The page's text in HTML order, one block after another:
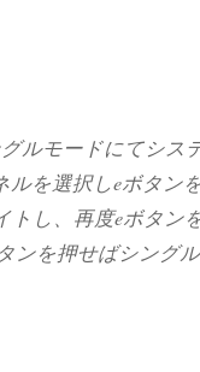
ルモードにてシス
を選択しeボタン
し、再度eボタン
ンを押せばシング